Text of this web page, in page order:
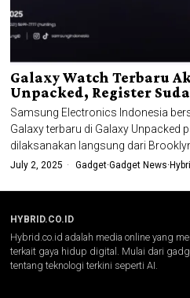
Galaxy Watch Terbaru
Unpacked, Register
Samsung Electronics Indonesia
Galaxy terbaru di Galaxy Unpacked
dilaksanakan langsung dari
July 2, 2025 Gadget·Gadget News·
HYBRID.CO.ID
Hybrid.co.id adalah media online yang
terkait gaya hidup digital. Mulai dari
tentang teknologi terkini seperti AI.